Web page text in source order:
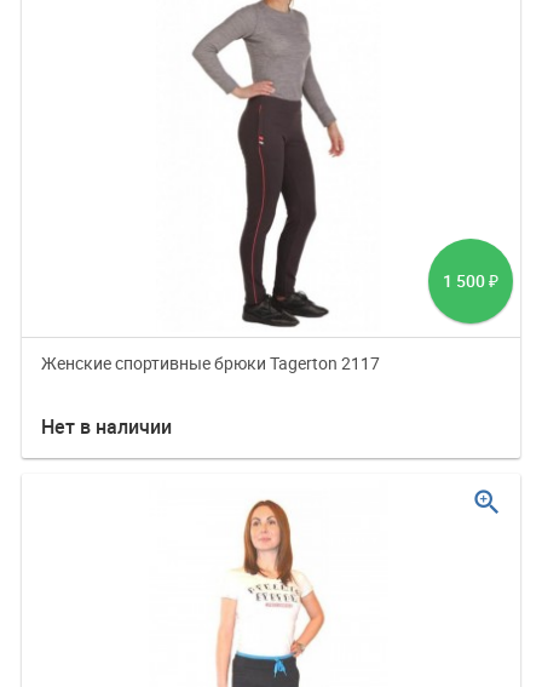
1 500 ₽
Женские спортивные брюки Tagerton 2117
Нет в наличии
zoom_in